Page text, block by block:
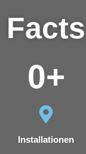
Facts
0+
Installationen